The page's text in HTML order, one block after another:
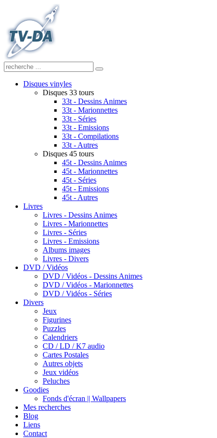
Disques vinyles
Disques 33 tours
33t - Dessins Animes
33t - Marionnettes
33t - Séries
33t - Emissions
33t - Compilations
33t - Autres
Disques 45 tours
45t - Dessins Animes
45t - Marionnettes
45t - Séries
45t - Emissions
45t - Autres
Livres
Livres - Dessins Animes
Livres - Marionnettes
Livres - Séries
Livres - Emissions
Albums images
Livres - Divers
DVD / Vidéos
DVD / Vidéos - Dessins Animes
DVD / Vidéos - Marionnettes
DVD / Vidéos - Séries
Divers
Jeux
Figurines
Puzzles
Calendriers
CD / LD / K7 audio
Cartes Postales
Autres objets
Jeux vidéos
Peluches
Goodies
Fonds d'écran || Wallpapers
Mes recherches
Blog
Liens
Contact